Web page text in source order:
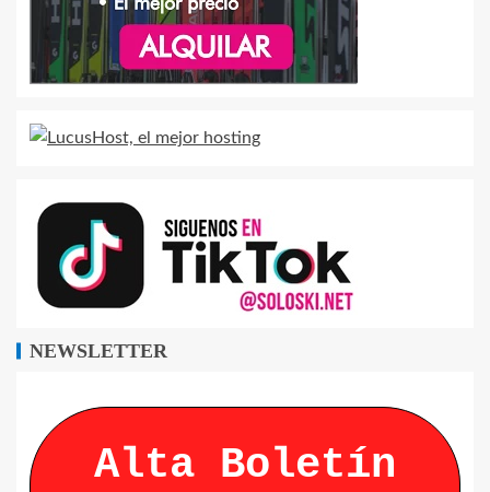
NEWSLETTER
Alta Boletín